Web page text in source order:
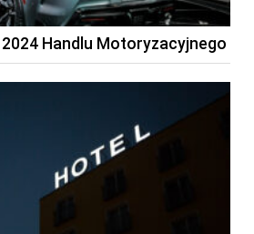
Handlu Motoryzacyjnego